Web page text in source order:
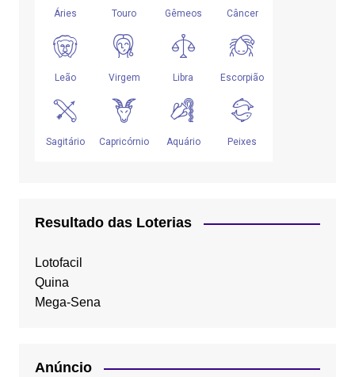
Resultado das Loterias
Lotofacil
Quina
Mega-Sena
Anúncio